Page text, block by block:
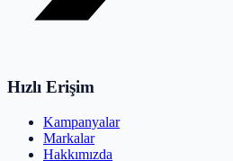
Hızlı Erişim
Kampanyalar
Markalar
Hakkımızda